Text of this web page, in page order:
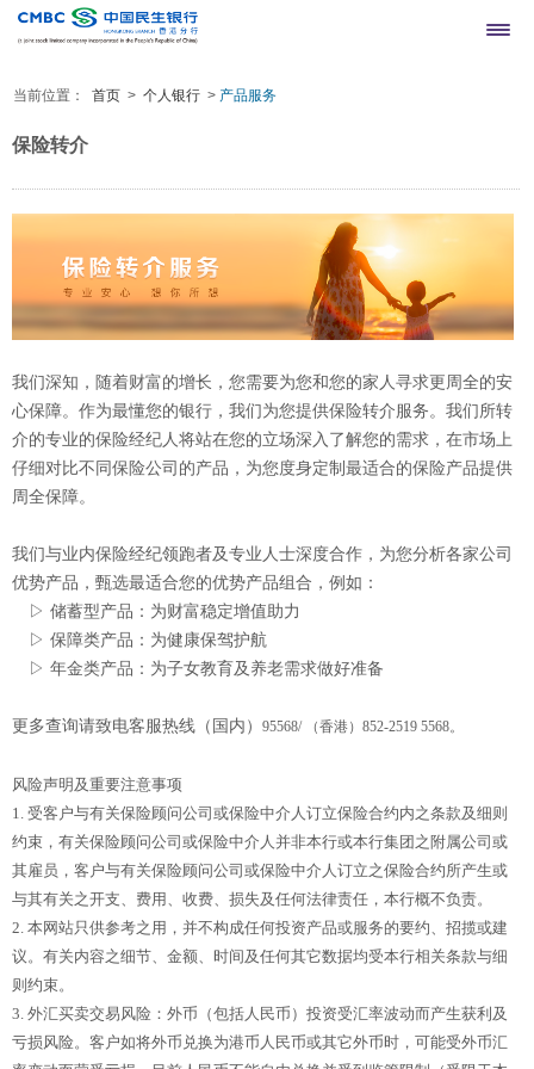
当前位置： 首页 > 个人银行 > 产品服务
保险转介
我们深知，随着财富的增长，您需要为您和您的家人寻求更周全的安
心保障。作为最懂您的银行，我们为您提供保险转介服务。我们所转
介的专业的保险经纪人将站在您的立场深入了解您的需求，在市场上
仔细对比不同保险公司的产品，为您度身定制最适合的保险产品提供
周全保障。
我们与业内保险经纪领跑者及专业人士深度合作，为您分析各家公司
优势产品，甄选最适合您的优势产品组合，例如：
▷ 储蓄型产品：为财富稳定增值助力
▷ 保障类产品：为健康保驾护航
▷ 年金类产品：为子女教育及养老需求做好准备
更多查询请致电客服热线（国内） 95568/ （香港）852-2519 5568。
风险声明及重要注意事项
1. 受客户与有关保险顾问公司或保险中介人订立保险合约内之条款及细则
约束，有关保险顾问公司或保险中介人并非本行或本行集团之附属公司或
其雇员，客户与有关保险顾问公司或保险中介人订立之保险合约所产生或
与其有关之开支、费用、收费、损失及任何法律责任，本行概不负责。
2. 本网站只供参考之用，并不构成任何投资产品或服务的要约、招揽或建
议。有关内容之细节、金额、时间及任何其它数据均受本行相关条款与细
则约束。
3. 外汇买卖交易风险：外币（包括人民币）投资受汇率波动而产生获利及
亏损风险。客户如将外币兑换为港币人民币或其它外币时，可能受外币汇